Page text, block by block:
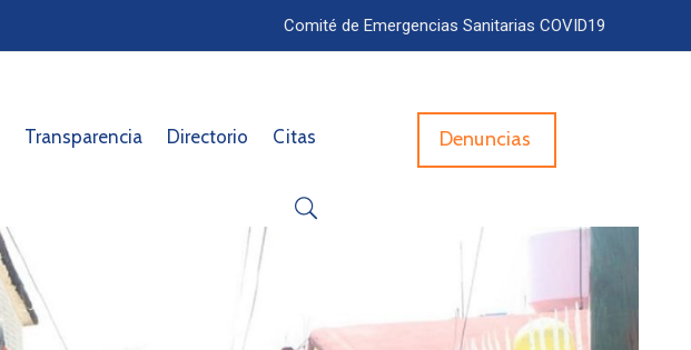
Comité de Emergencias Sanitarias COVID19
Transparencia Directorio Citas Denuncias